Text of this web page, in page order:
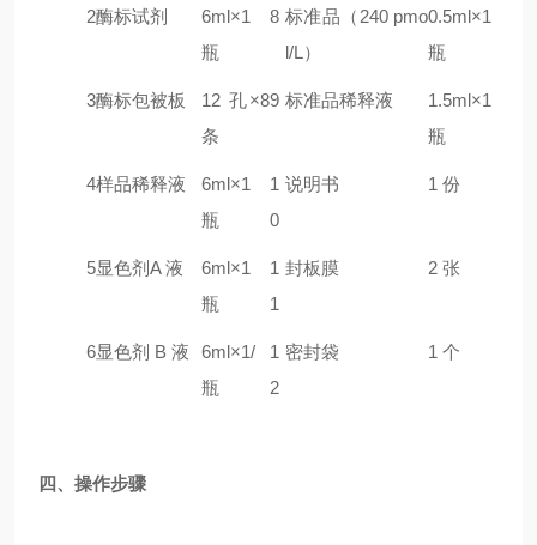
2酶标试剂
6ml×1
瓶
8 标准品（240 pmo
l/L）
0.5ml×1
瓶
3酶标包被板
12 孔×8
条
9 标准品稀释液
1.5ml×1
瓶
4样品稀释液
6ml×1
瓶
1
0
说明书 1 份
5显色剂A 液
6ml×1
瓶
1
1
封板膜 2 张
6显色剂 B 液
6ml×1/
瓶
1
2
密封袋 1 个
四、操作步骤